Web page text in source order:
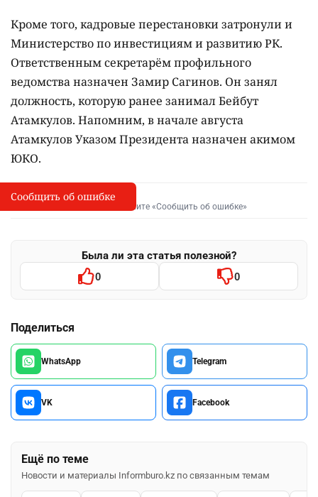
Кроме того, кадровые перестановки затронули и
Министерство по инвестициям и развитию РК.
Ответственным секретарём профильного
ведомства назначен Замир Сагинов. Он занял
должность, которую ранее занимал Бейбут
Атамкулов. Напомним, в начале августа
Атамкулов Указом Президента назначен акимом
ЮКО.
I
Сообщить об опечатке
Выделите фрагмент и нажмите «Сообщить об ошибке»
Была ли эта статья полезной?
0 0
Поделиться
WhatsApp Telegram
VK Facebook
Ещё по теме
Новости и материалы Informburo.kz по связанным темам
Сообщить об ошибке